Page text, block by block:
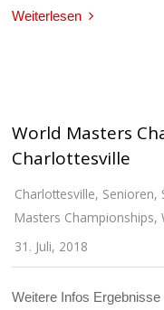
Weiterlesen
World Masters
Charlottesville
Charlottesville, Senioren,
Masters Championships,
31. Juli, 2018
Weitere Infos Ergebnisse